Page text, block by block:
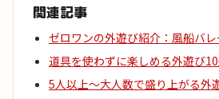
関連記事
ゼロワンの外遊び紹介：風船バレ
道具を使わずに楽しめる外遊び
5人以上〜大人数で盛り上がる外